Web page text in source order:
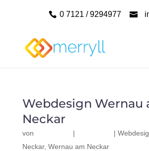
0 7121 / 9294977
Webdesign Wernau
Neckar
von | |
Neckar, Wernau am Neckar